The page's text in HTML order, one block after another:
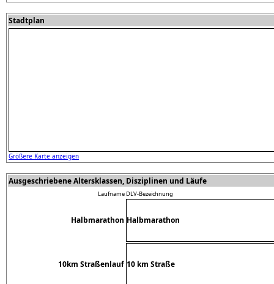
Stadtplan
Größere Karte anzeigen
Ausgeschriebene Altersklassen, Disziplinen und Läufe
LaufnameDLV-Bezeichnung
Halbmarathon Halbmarathon
10km Straßenlauf 10 km Straße